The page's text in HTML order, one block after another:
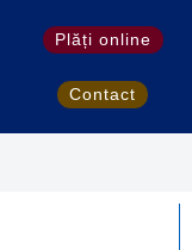
Plăți online
Contact